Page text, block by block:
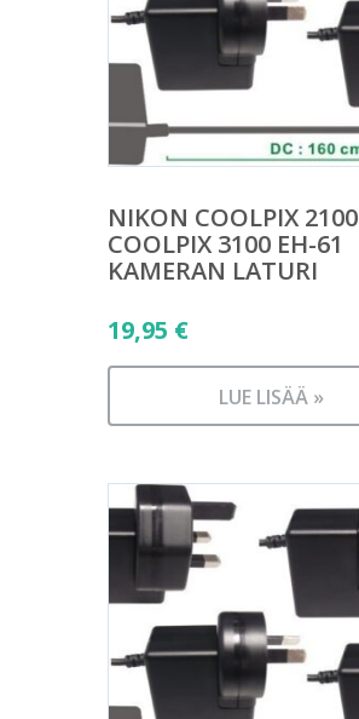
NIKON COOLPIX 2100
COOLPIX 3100 EH-61
KAMERAN LATURI
19,95 €
LUE LISÄÄ »